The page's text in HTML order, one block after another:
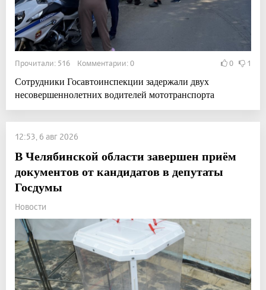
Прочитали: 516 Комментарии: 0 0 1
Сотрудники Госавтоинспекции задержали двух
несовершеннолетних водителей мототранспорта
12:53, 6 авг 2026
В Челябинской области завершен приём
документов от кандидатов в депутаты
Госдумы
Новости